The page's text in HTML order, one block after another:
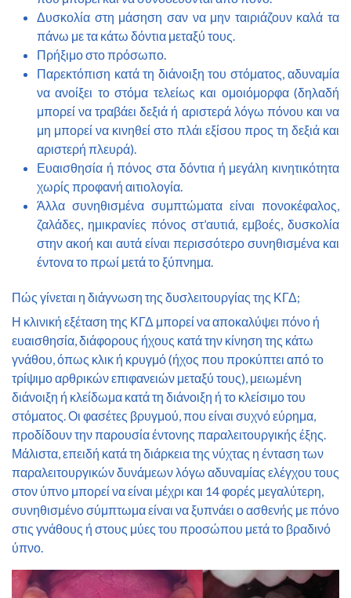
Δυσκολία στη μάσηση σαν να μην ταιριάζουν καλά τα
πάνω με τα κάτω δόντια μεταξύ τους.
Πρήξιμο στο πρόσωπο.
Παρεκτόπιση κατά τη διάνοιξη του στόματος, αδυναμία
να ανοίξει το στόμα τελείως και ομοιόμορφα (δηλαδή
μπορεί να τραβάει δεξιά ή αριστερά λόγω πόνου και να
μη μπορεί να κινηθεί στο πλάι εξίσου προς τη δεξιά και
αριστερή πλευρά).
Ευαισθησία ή πόνος στα δόντια ή μεγάλη κινητικότητα
χωρίς προφανή αιτιολογία.
Άλλα συνηθισμένα συμπτώματα είναι πονοκέφαλος,
ζαλάδες, ημικρανίες πόνος στ’αυτιά, εμβοές, δυσκολία
στην ακοή και αυτά είναι περισσότερο συνηθισμένα και
έντονα το πρωί μετά το ξύπνημα.
Πώς γίνεται η διάγνωση της δυσλειτουργίας της ΚΓΔ;
Η κλινική εξέταση της ΚΓΔ μπορεί να αποκαλύψει πόνο ή
ευαισθησία, διάφορους ήχους κατά την κίνηση της κάτω
γνάθου, όπως κλικ ή κρυγμό (ήχος που προκύπτει από το
τρίψιμο αρθρικών επιφανειών μεταξύ τους), μειωμένη
διάνοιξη ή κλείδωμα κατά τη διάνοιξη ή το κλείσιμο του
στόματος. Οι φασέτες βρυγμού, που είναι συχνό εύρημα,
προδίδουν την παρουσία έντονης παραλειτουργικής έξης.
Μάλιστα, επειδή κατά τη διάρκεια της νύχτας η ένταση των
παραλειτουργικών δυνάμεων λόγω αδυναμίας ελέγχου τους
στον ύπνο μπορεί να είναι μέχρι και 14 φορές μεγαλύτερη,
συνηθισμένο σύμπτωμα είναι να ξυπνάει ο ασθενής με πόνο
στις γνάθους ή στους μύες του προσώπου μετά το βραδινό
ύπνο.